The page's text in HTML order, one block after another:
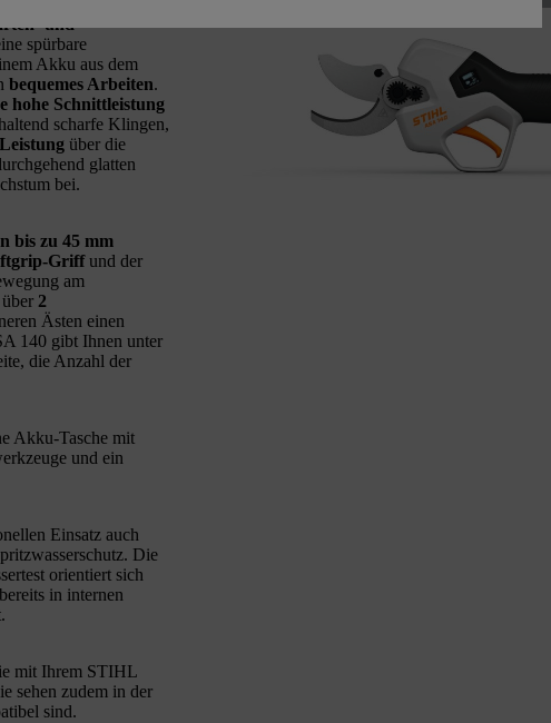
und
spürbare
Akku aus dem
bequemes Arbeiten.
hohe Schnittleistung
scharfe Klingen,
über die
glatten
bei.
bis zu 45 mm
Griffund der
am
2
Ästen einen
140 gibt Ihnen unter
die Anzahl der
Akku-Tasche mit
und ein
Einsatz auch
Die
orientiert sich
in internen
mit Ihrem STIHL
sehen zudem in der
sind.